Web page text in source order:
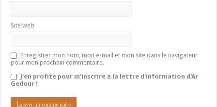
Site web
Enregistrer mon nom, mon e-mail et mon site dans le navigateur
pour mon prochain commentaire.
J'en profite pour m'inscrire à la lettre d'information d'Ar
Gedour !